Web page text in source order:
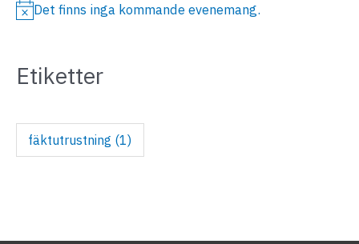
N
t
s
Det finns inga kommande evenemang.
Etiketter
fäktutrustning (1)